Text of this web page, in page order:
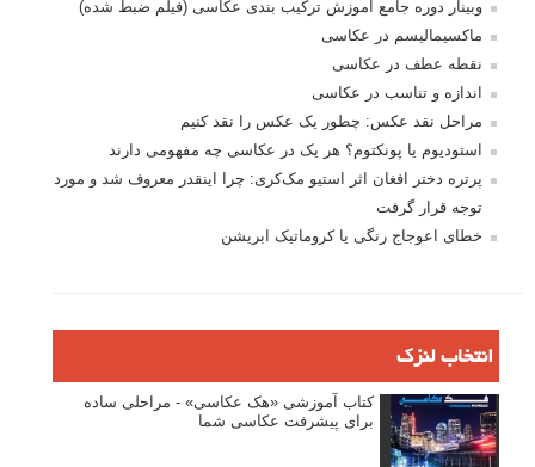
وبینار دوره جامع آموزش ترکیب بندی عکاسی (فیلم ضبط شده)
ماکسیمالیسم در عکاسی
نقطه عطف در عکاسی
اندازه و تناسب در عکاسی
مراحل نقد عکس: چطور یک عکس را نقد کنیم
استودیوم یا پونکتوم؟ هر یک در عکاسی چه مفهومی دارند
پرتره دختر افغان اثر استیو مک‌کری: چرا اینقدر معروف شد و مورد
توجه قرار گرفت
خطای اعوجاج رنگی یا کروماتیک ابریشن
انتخاب لنزک
کتاب آموزشی «هک عکاسی» - مراحلی ساده
برای پیشرفت عکاسی شما